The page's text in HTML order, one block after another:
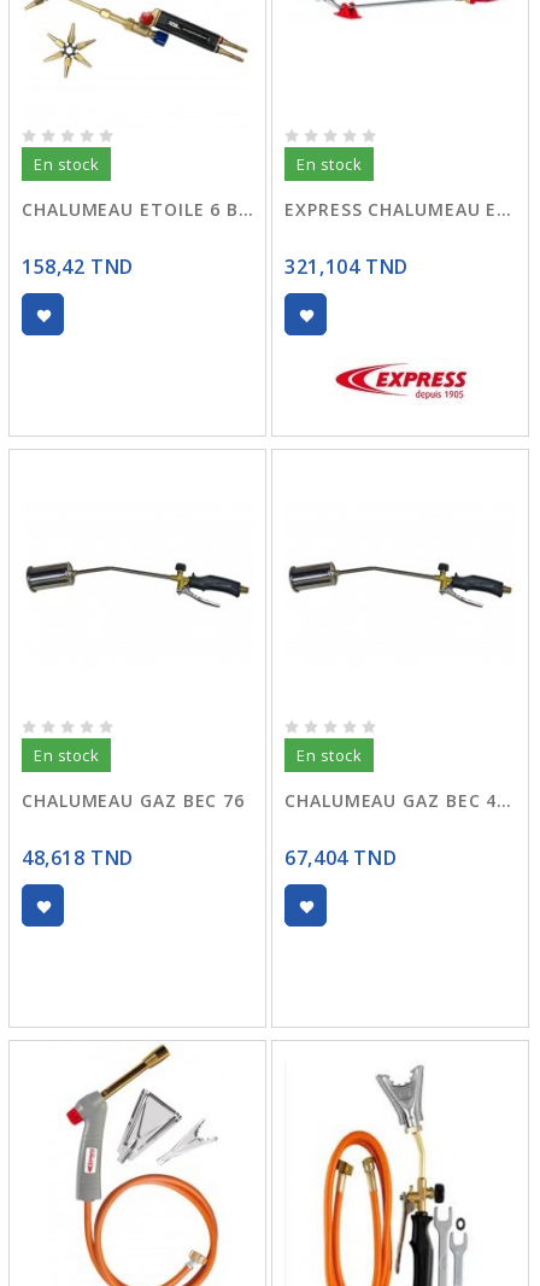
En stock
CHALUMEAU ETOILE 6 BUSES
158,42 TND
En stock
EXPRESS CHALUMEAU ETANCH. D.60
321,104 TND
En stock
CHALUMEAU GAZ BEC 76
48,618 TND
En stock
CHALUMEAU GAZ BEC 40 R:216
67,404 TND